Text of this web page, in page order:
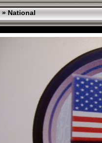
» National